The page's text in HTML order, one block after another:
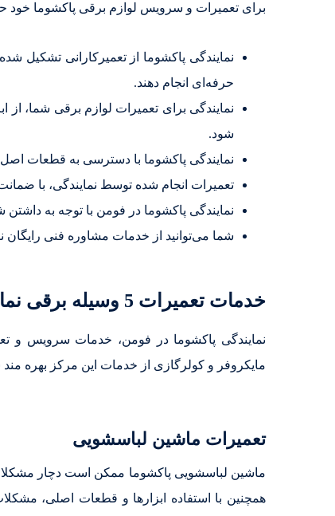
برای تعمیرات و سرویس لوازم برقی پاکشوما خود
نمایندگی پاکشوما از تعمیرکارانی تشکیل
حرفه‌ای انجام دهند.
نمایندگی برای تعمیرات لوازم برقی شما،
شود.
نمایندگی پاکشوما با دسترسی به قطعات اصل
تعمیرات انجام شده توسط نمایندگی، با
نمایندگی پاکشوما در فومن با توجه به
شما می‌توانید از خدمات مشاوره فنی رایگان
خدمات تعمیرات 5 وسیله برقی نمایندگی پاکشوما در فومن
مایکروفر و کولرگازی از خدمات این مرکز بهره مند
تعمیرات ماشین لباسشویی
ماشین لباسشویی پاکشوما ممکن است دچار
همچنین با استفاده ابزارها و قطعات اصلی،